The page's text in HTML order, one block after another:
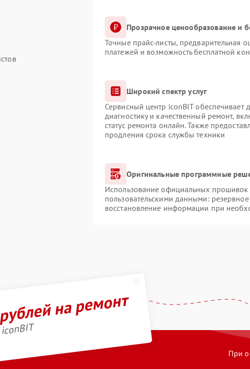
Прозрачное ценообразование и
Точные прайс-листы, предварительная
платежей и возможность бесплатной
Широкий спектр услуг
Сервисный центр iconBIT обеспечивает
диагностику и качественный ремонт,
статус ремонта онлайн. Также
продления срока службы техники
Оригинальные программные
Использование официальных прошивок
пользовательскими данными:
восстановление информации при
на ремонт
При